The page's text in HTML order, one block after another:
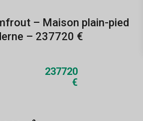
– Maison plain-pied
– 237720 €
237720
€